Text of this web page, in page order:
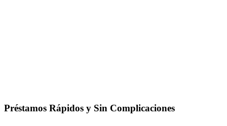
Préstamos Rápidos y Sin Complicaciones